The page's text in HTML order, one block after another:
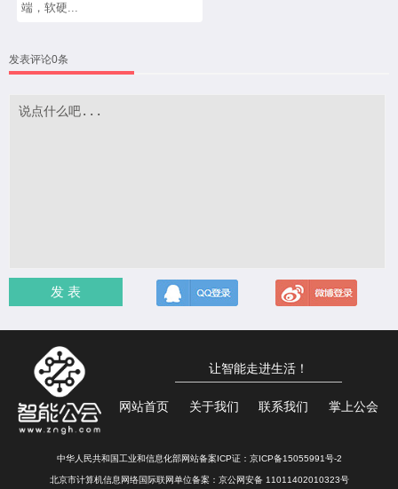
端，软硬...
发表评论0条
发 表
让智能走进生活！
网站首页 关于我们 联系我们 掌上公会
中华人民共和国工业和信息化部网站备案ICP证： 京ICP备15055991号-2
北京市计算机信息网络国际联网单位备案： 京公网安备 11011402010323号